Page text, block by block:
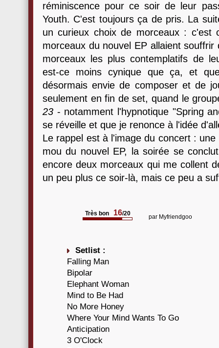
réminiscence pour ce soir de leur
Youth. C'est toujours ça de pris. La
un curieux choix de morceaux : c'est
morceaux du nouvel EP allaient
morceaux les plus contemplatifs de
est-ce moins cynique que ça, et
désormais envie de composer et de
seulement en fin de set, quand le
23 - notamment l'hypnotique "Spring
se réveille et que je renonce à l'idée
Le rappel est à l'image du concert :
mou du nouvel EP, la soirée se
encore deux morceaux qui me collent
un peu plus ce soir-là, mais ce peu a
Très bon 16/20 par Myfriendgoo
Setlist :
Falling Man
Bipolar
Elephant Woman
Mind to Be Had
No More Honey
Where Your Mind Wants To Go
Anticipation
3 O'Clock